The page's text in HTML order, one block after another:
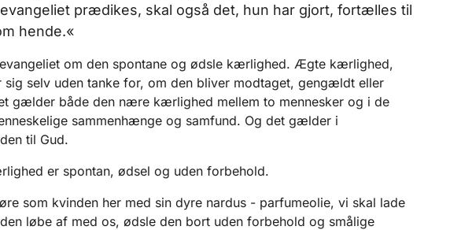
prædikes, skal også det, hun har gjort, fortælles til
hende.«
om den spontane og ødsle kærlighed. Ægte kærlighed,
sig selv uden tanke for, om den bliver modtaget, gengældt eller
gælder både den nære kærlighed mellem to mennesker og i de
sammenhænge og samfund. Og det gælder i
til Gud.
er spontan, ødsel og uden forbehold.
som kvinden her med sin dyre nardus - parfumeolie, vi skal lade
løbe af med os, ødsle den bort uden forbehold og smålige